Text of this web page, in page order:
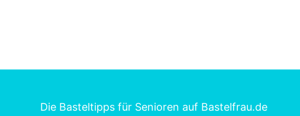
Die Basteltipps für Senioren auf Bastelfrau.de